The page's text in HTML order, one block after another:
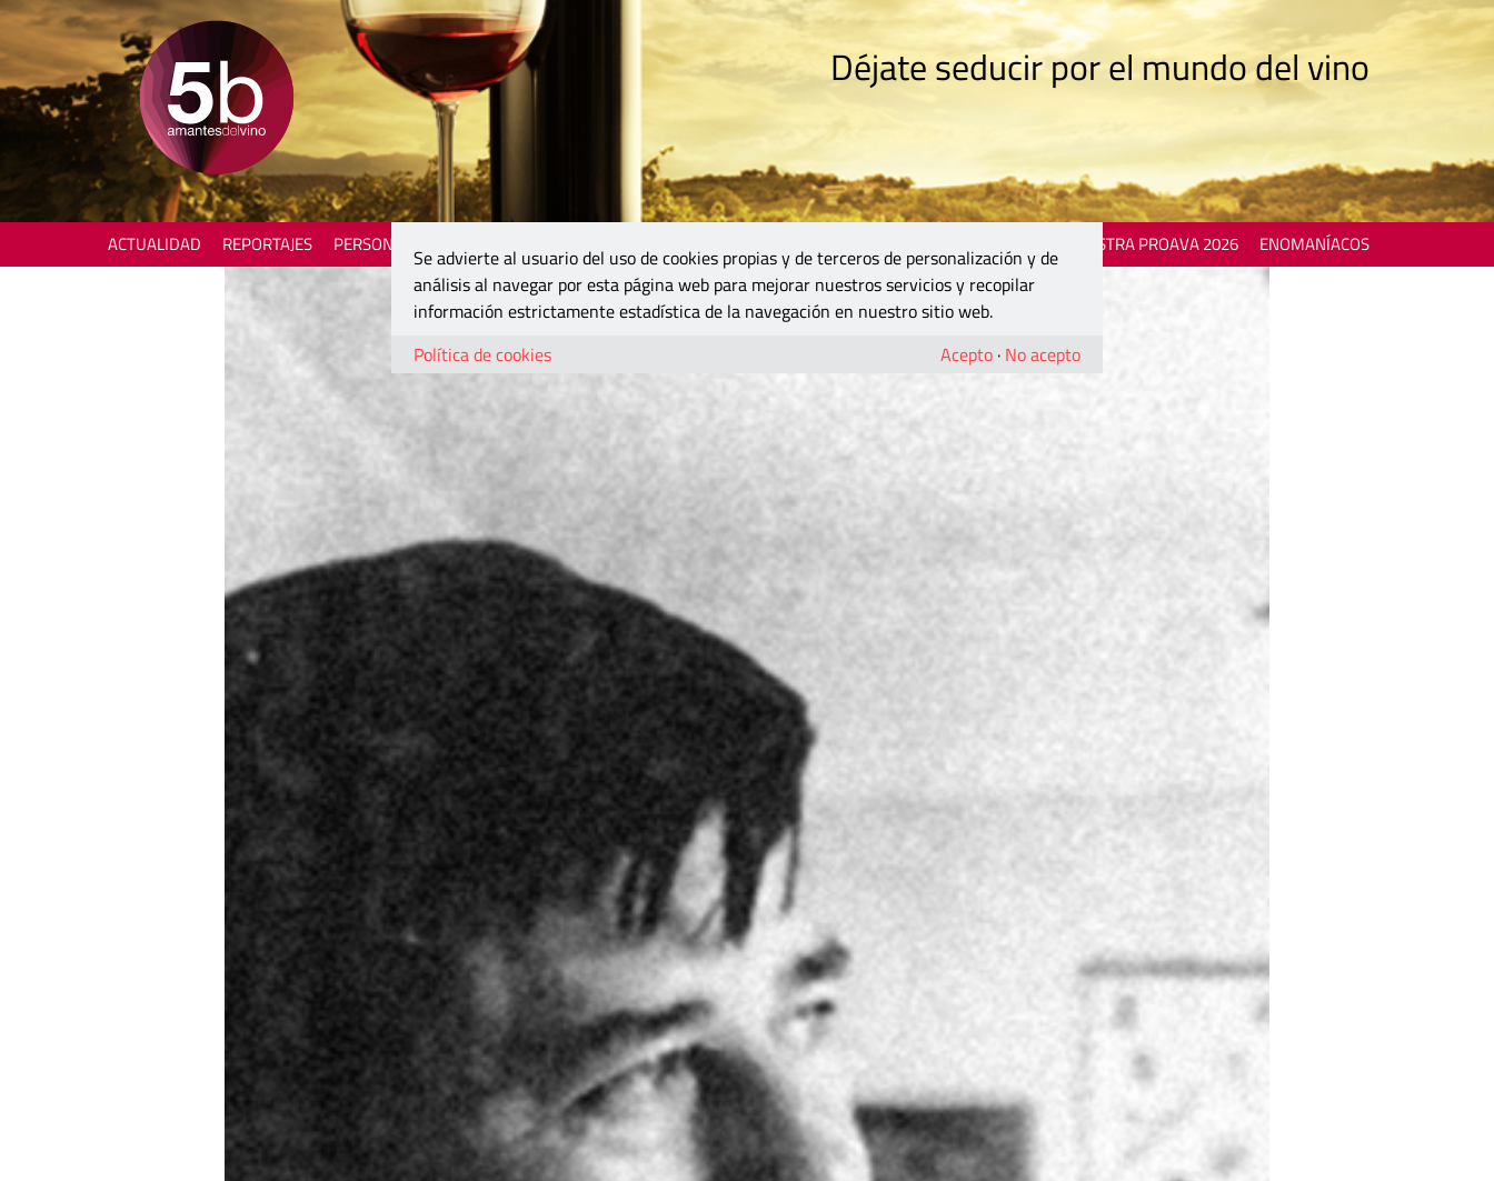
Déjate seducir por el mundo del vino
ACTUALIDAD REPORTAJES PERSONAJES MOSTRA PROAVA 2026 ENOMANÍACOS
Se advierte al usuario del uso de cookies propias y de terceros de personalización y de
análisis al navegar por esta página web para mejorar nuestros servicios y recopilar
información estrictamente estadística de la navegación en nuestro sitio web.
Política de cookies
Acepto · No acepto